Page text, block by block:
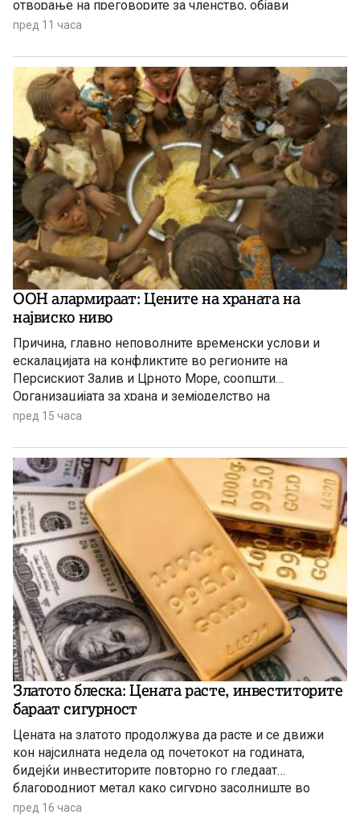
отворање на преговорите за членство, објави
„Политико“, повикувајќи се на европски претставници
пред 11 часа
ООН алармираат: Цените на храната на
највиско ниво
Причина, главно неповолните временски услови и
ескалацијата на конфликтите во регионите на
Персискиот Залив и Црното Море, соопшти
Организацијата за храна и земјоделство на
Обединетите нации (ФАО).
пред 15 часа
Златото блеска: Цената расте, инвеститорите
бараат сигурност
Цената на златото продолжува да расте и се движи
кон најсилната недела од почетокот на годината,
бидејќи инвеститорите повторно го гледаат
благородниот метал како сигурно засолниште во
услови на глобална економска неизвесност.
пред 16 часа